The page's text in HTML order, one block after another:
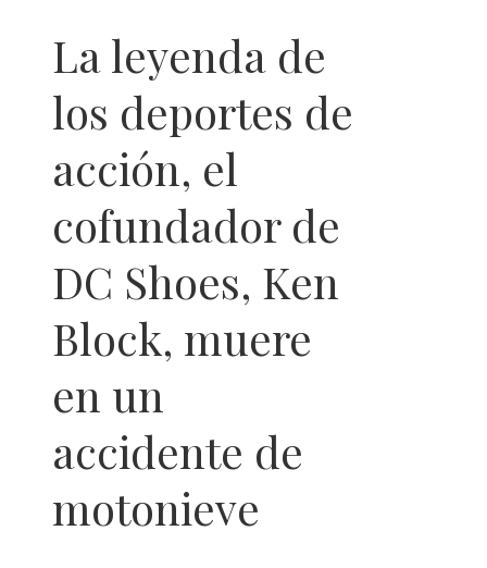
La leyenda de
los deportes de
acción, el
cofundador de
DC Shoes, Ken
Block, muere
en un
accidente de
motonieve